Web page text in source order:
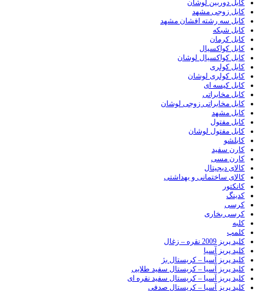
کابل دوربین لوشان
کابل زوجی مشهد
کابل سه رشته افشان مشهد
کابل شبکه
کابل کرمان
کابل کواکسیال
کابل کواکسیال لوشان
کابل کولری
کابل کولری لوشان
کابل کیسه ای
کابل مخابراتی
کابل مخابراتی زوجی لوشان
کابل مشهد
کابل مفتول
کابل مفتول لوشان
کابلشو
کارن سفید
کارن مسی
کالای دیجیتال
کالای ساختمانی و بهداشتی
کانکتور
کدینگ
کرسی
کرسی بخاری
کلبه
کلمپ
کلید پریز 2009 نقره – زغال
کلید پریز آسیا
کلید پریز آسیا – کریستال بژ
کلید پریز آسیا – کریستال سفید طلایی
کلید پریز آسیا – کریستال سفید نقره ای
کلید پریز آسیا – کریستال صدفی